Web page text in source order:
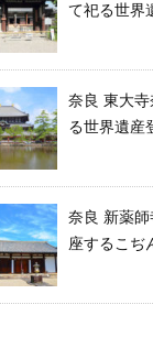
て祀る世界
奈良 東大
る世界遺産
奈良 新薬
座するこぢ